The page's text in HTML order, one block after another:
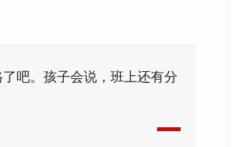
吧。孩子会说，班上还有分